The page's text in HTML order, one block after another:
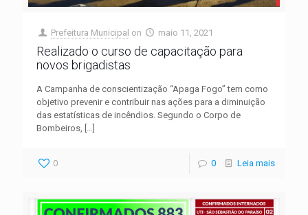
Prefeitura Municipal on maio 11, 2021
Realizado o curso de capacitação para
novos brigadistas
A Campanha de conscientização “Apaga Fogo” tem como
objetivo prevenir e contribuir nas ações para a diminuição
das estatísticas de incêndios. Segundo o Corpo de
Bombeiros, […]
0 0 Leia mais